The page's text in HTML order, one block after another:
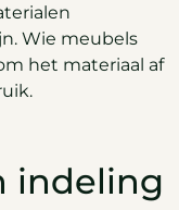
Wie meubels
het materiaal af
indeling